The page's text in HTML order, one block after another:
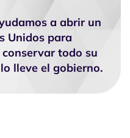
a abrir un
Unidos para
todo su
lleve el gobierno.